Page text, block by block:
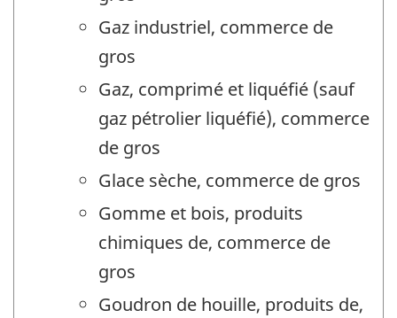
Gaz industriel, commerce de
gros
Gaz, comprimé et liquéfié (sauf
gaz pétrolier liquéfié), commerce
de gros
Glace sèche, commerce de gros
Gomme et bois, produits
chimiques de, commerce de
gros
Goudron de houille, produits de,